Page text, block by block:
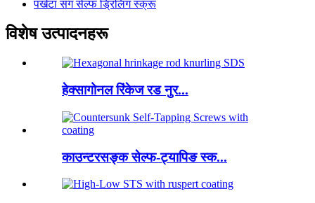
पखेटा संग सेल्फ ड्रिलिंग स्क्रू
विशेष उत्पादनहरू
हेक्सागोनल रिंकेज रड नुर...
काउन्टरसङ्क सेल्फ-ट्यापिङ स्क...